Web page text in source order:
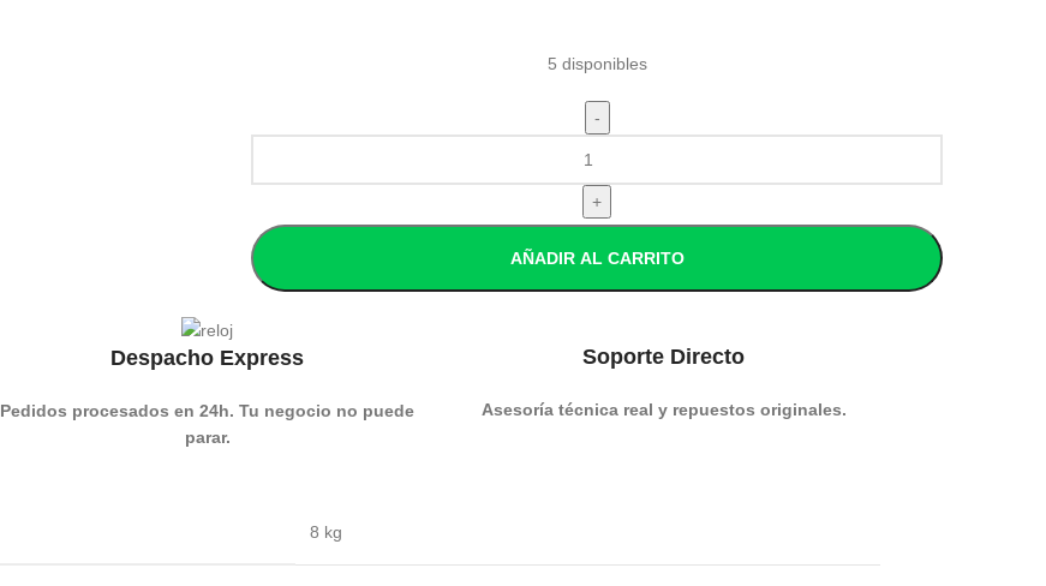
5 disponibles
AÑADIR AL CARRITO
Despacho Express
Pedidos procesados en 24h. Tu negocio no puede
parar.
Soporte Directo
Asesoría técnica real y repuestos originales.
8 kg